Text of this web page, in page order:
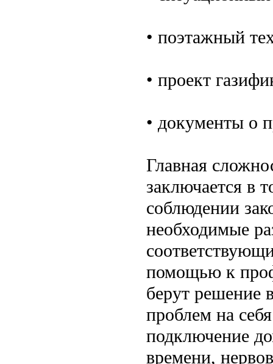
• поэтажный
• проект
• документы о
Главная
заключается в
соблюдении
необходимые
помощью к
берут решение
проблем на
подключение
времени,